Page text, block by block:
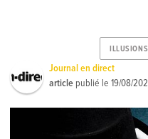
ILLUSIONS
Journal en direct
article publié le19/08/